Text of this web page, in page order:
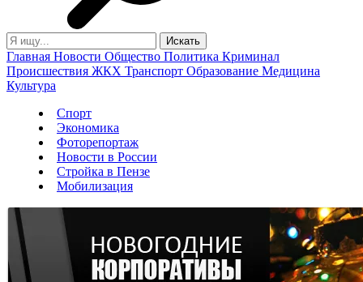
Главная Новости Общество Политика Криминал
Происшествия ЖКХ Транспорт Образование Медицина
Культура
Спорт
Экономика
Фоторепортаж
Новости в России
Стройка в Пензе
Мобилизация